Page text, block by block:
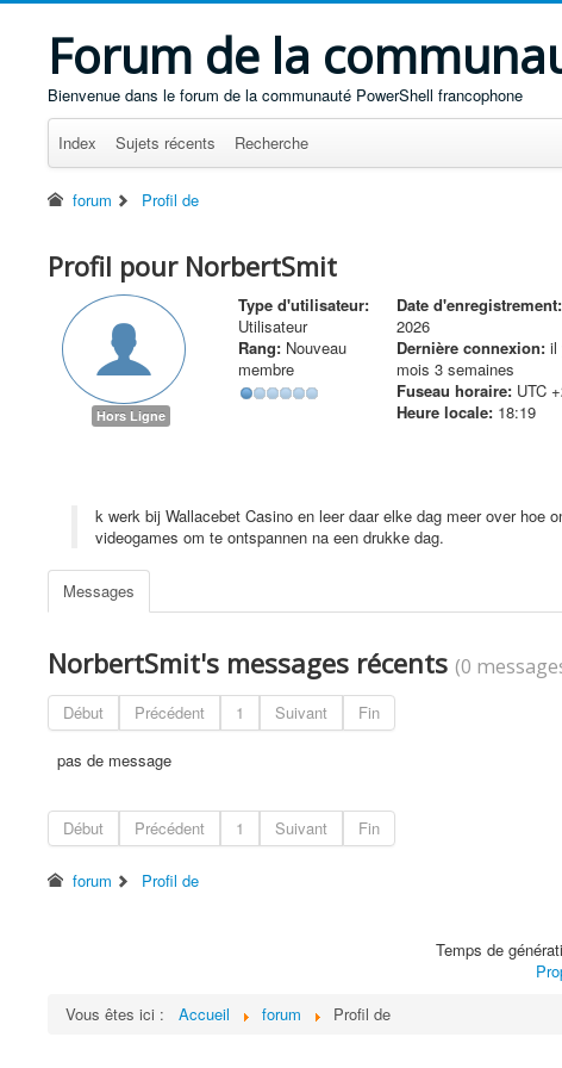
Forum de la
Bienvenue dans le forum de la communauté PowerShell francophone
Index Sujets récents Recherche
forum Profil de
Profil pour NorbertSmit
Hors Ligne
Type d'utilisateur:
Utilisateur
Rang: Nouveau
membre
Date d'enregistrement:
2026
Dernière connexion: il
mois 3 semaines
Fuseau horaire: UTC
Heure locale: 18:19
k werk bij Wallacebet Casino en leer daar elke dag meer over
videogames om te ontspannen na een drukke dag.
Messages
NorbertSmit's messages récents (0
Début Précédent 1 Suivant Fin
pas de message
Début Précédent 1 Suivant Fin
forum Profil de
Temps de
Vous êtes ici :
Accueil forum Profil de